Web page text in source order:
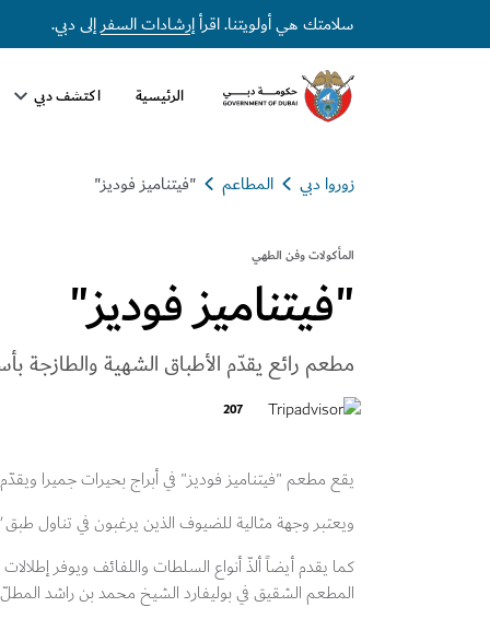
سلامتك هي أولويتنا. اقرأإرشادات السفرإلى دبي.
الرئيسية اكتشف دبي
زوروا دبي المطاعم "فيتناميز فوديز"
المأكولات وفن الطهي
"فيتناميز فوديز"
مطعم رائع يقدّم الأطباق الشهية والطازجة
207
يقع مطعم "فيتناميز فوديز" في أبراج بحيرات جميرا
ويعتبر وجهة مثالية للضيوف الذين يرغبون في تناول طبق
كما يقدم أيضاً ألذّ أنواع السلطات واللفائف ويوفر
المطعم الشقيق في بوليفارد الشيخ محمد بن راشد